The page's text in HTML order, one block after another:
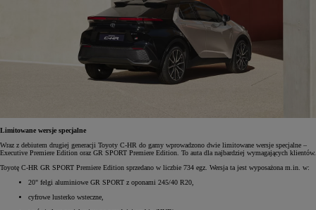
Limitowane wersje specjalne
Wraz z debiutem drugiej generacji Toyoty C-HR do gamy wprowadzono dwie limitowane wersje specjalne –
Executive Premiere Edition oraz GR SPORT Premiere Edition. To auta dla najbardziej wymagających klientów.
Toyotę C-HR GR SPORT Premiere Edition sprzedano w liczbie 734 egz. Wersja ta jest wyposażona m.in. w:
20" felgi aluminiowe GR SPORT z oponami 245/40 R20,
cyfrowe lusterko wsteczne,